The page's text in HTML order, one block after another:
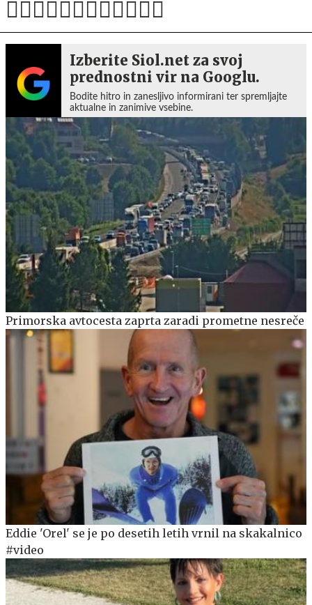
Izberite Siol.net za svoj
prednostni vir na Googlu.
Bodite hitro in zanesljivo informirani ter spremljajte
aktualne in zanimive vsebine.
Primorska avtocesta zaprta zaradi prometne nesreče
Eddie 'Orel' se je po desetih letih vrnil na skakalnico
#video